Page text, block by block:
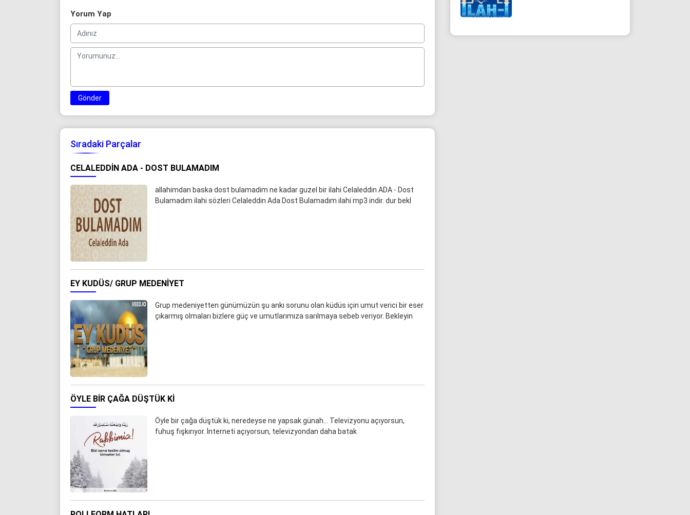
Yorum Yap
Gönder
Sıradaki Parçalar
CELALEDDIN ADA - DOST BULAMADIM
allahimdan baska dost bulamadim ne kadar guzel bir ilahi Celaleddin ADA - Dost
Bulamadım ilahi sözleri Celaleddin Ada Dost Bulamadım ilahi mp3 indir. dur bekl
EY KUDÜS/ GRUP MEDENIYET
Grup medeniyetten günümüzün şu ankı sorunu olan küdüs için umut verici bir eser
çıkarmış olmaları bizlere güç ve umutlarımıza sarılmaya sebeb veriyor. Bekleyin
ÖYLE BIR ÇAĞA DÜŞTÜK KI
Öyle bir çağa düştük ki, neredeyse ne yapsak günah… Televizyonu açıyorsun,
fuhuş fışkırıyor. İnterneti açıyorsun, televizyondan daha batak